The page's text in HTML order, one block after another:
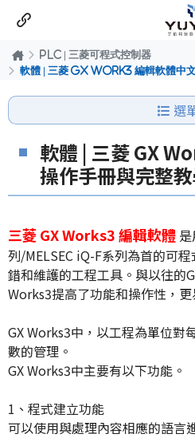
PLC | 三菱可程式控制器
軟體 | 三菱 GX Work3 編輯軟體中
選
軟體 | 三菱 GX
操作手冊與完整
三菱 GX Works3 編輯軟體
列/MELSEC iQ-F系列為首的可
錯和維護的工程工具。與以往的
Works3提高了功能和操作性，更
GX Works3中，以工程為單位對
數的管理。
GX Works3中主要有以下功能。
1、程式建立功能
可以使用與處理內容相應的語言